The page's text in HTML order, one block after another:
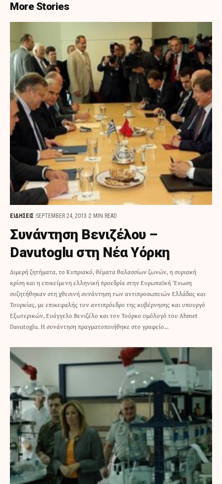
More Stories
ΕΙΔΗΣΕΙΣ SEPTEMBER 24, 2013 2 MIN READ
Συνάντηση Βενιζέλου –
Davutoglu στη Νέα Υόρκη
Διμερή ζητήματα, το Κυπριακό, θέματα θαλασσίων ζωνών, η συριακή
κρίση και η επικείμενη ελληνική προεδρία στην Ευρωπαϊκή Ένωση
συζητήθηκαν στη χθεσινή συνάντηση των αντιπροσωπειών Ελλάδας και
Τουρκίας, με επικεφαλής τον αντιπρόεδρο της κυβέρνησης και υπουργό
Εξωτερικών, Ευάγγελο Βενιζέλο και τον Τούρκο ομόλογό του Ahmet
Davutoglu. Η συνάντηση πραγματοποιήθηκε στο γραφείο…